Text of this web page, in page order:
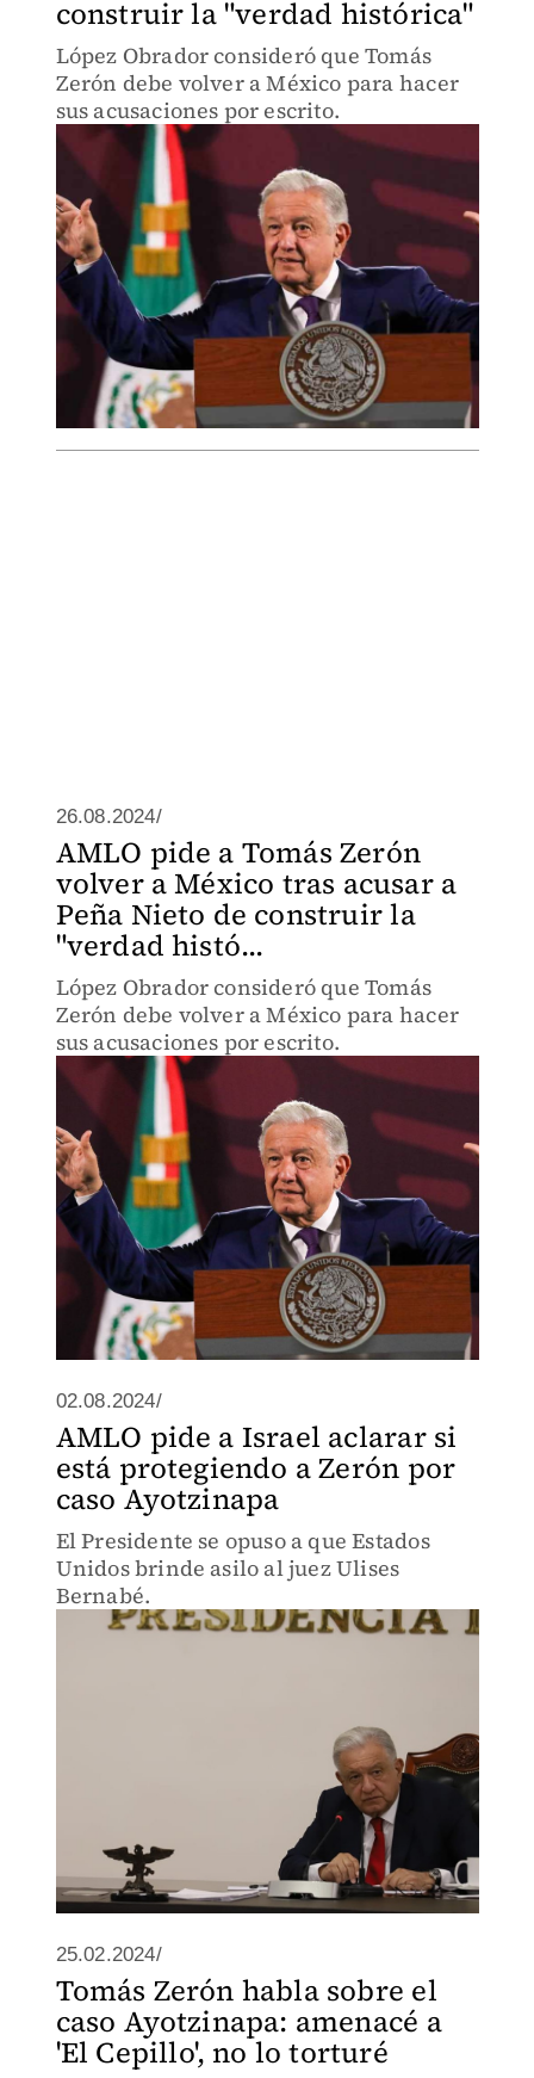
construir la "verdad histórica"
López Obrador consideró que Tomás
Zerón debe volver a México para hacer
sus acusaciones por escrito.
26.08.2024/
AMLO pide a Tomás Zerón
volver a México tras acusar a
Peña Nieto de construir la
"verdad histó...
López Obrador consideró que Tomás
Zerón debe volver a México para hacer
sus acusaciones por escrito.
02.08.2024/
AMLO pide a Israel aclarar si
está protegiendo a Zerón por
caso Ayotzinapa
El Presidente se opuso a que Estados
Unidos brinde asilo al juez Ulises
Bernabé.
25.02.2024/
Tomás Zerón habla sobre el
caso Ayotzinapa: amenacé a
'El Cepillo', no lo torturé